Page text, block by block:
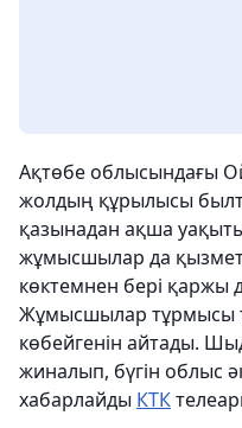
Ақтөбе облысындағы
жолдың құрылысы
қазынадан ақша
жұмысшылар да
көктемнен бері қаржы
Жұмысшылар тұрмысы
көбейгенін айтады.
жиналып, бүгін облыс
хабарлайды КТК